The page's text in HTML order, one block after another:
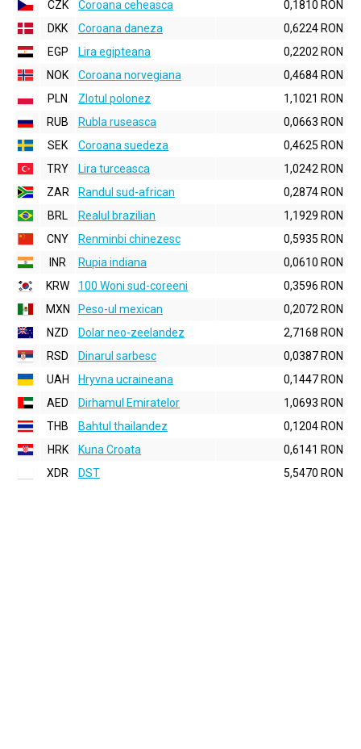
CZK
Coroana ceheasca
0,1810 RON
DKK
Coroana daneza
0,6224 RON
EGP
Lira egipteana
0,2202 RON
NOK
Coroana norvegiana
0,4684 RON
PLN
Zlotul polonez
1,1021 RON
RUB
Rubla ruseasca
0,0663 RON
SEK
Coroana suedeza
0,4625 RON
TRY
Lira turceasca
1,0242 RON
ZAR
Randul sud-african
0,2874 RON
BRL
Realul brazilian
1,1929 RON
CNY
Renminbi chinezesc
0,5935 RON
INR
Rupia indiana
0,0610 RON
KRW
100 Woni sud-coreeni
0,3596 RON
MXN
Peso-ul mexican
0,2072 RON
NZD
Dolar neo-zeelandez
2,7168 RON
RSD
Dinarul sarbesc
0,0387 RON
UAH
Hryvna ucraineana
0,1447 RON
AED
Dirhamul Emiratelor
1,0693 RON
THB
Bahtul thailandez
0,1204 RON
HRK
Kuna Croata
0,6141 RON
XDR
DST 5,5470 RON